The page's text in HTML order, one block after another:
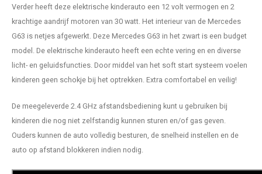
Verder heeft deze elektrische kinderauto een 12 volt vermogen en 2
krachtige aandrijf motoren van 30 watt. Het interieur van de Mercedes
G63 is netjes afgewerkt. Deze Mercedes G63 in het zwart is een budget
model. De elektrische kinderauto heeft een echte vering en en diverse
licht- en geluidsfuncties. Door middel van het soft start systeem voelen
kinderen geen schokje bij het optrekken. Extra comfortabel en veilig!
De meegeleverde 2.4 GHz afstandsbediening kunt u gebruiken bij
kinderen die nog niet zelfstandig kunnen sturen en/of gas geven.
Ouders kunnen de auto volledig besturen, de snelheid instellen en de
auto op afstand blokkeren indien nodig.